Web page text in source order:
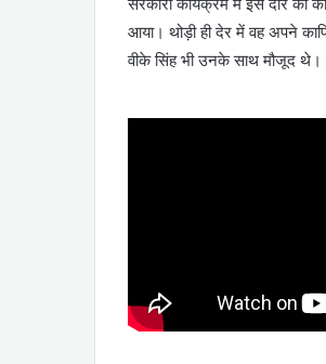
आया। थोड़ी ही देर में वह अपने
वीके सिंह भी उनके साथ मौजूद थे।